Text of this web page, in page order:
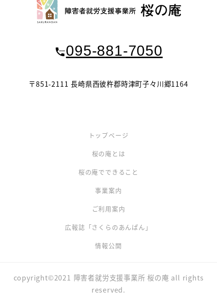
settings_phone095-881-7050
〒851-2111 長崎県西彼杵郡時津町子々川郷1164
トップページ
桜の庵とは
桜の庵でできること
事業案内
ご利用案内
広報誌「さくらのあんぱん」
情報公開
copyright©2021 障害者就労支援事業所 桜の庵 all rights
reserved.